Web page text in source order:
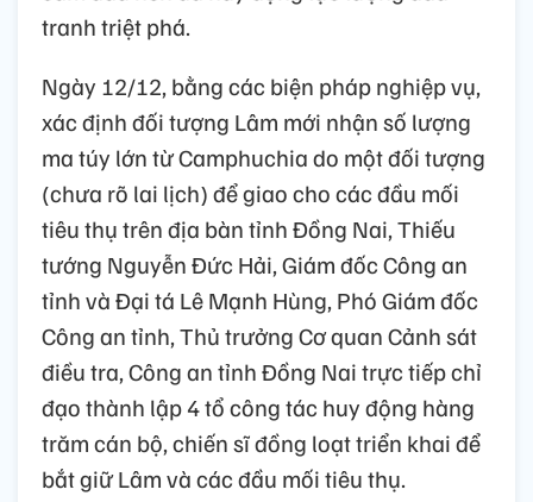
tranh triệt phá.
Ngày 12/12, bằng các biện pháp nghiệp vụ,
xác định đối tượng Lâm mới nhận số lượng
ma túy lớn từ Camphuchia do một đối tượng
(chưa rõ lai lịch) để giao cho các đầu mối
tiêu thụ trên địa bàn tỉnh Đồng Nai, Thiếu
tướng Nguyễn Đức Hải, Giám đốc Công an
tỉnh và Đại tá Lê Mạnh Hùng, Phó Giám đốc
Công an tỉnh, Thủ trưởng Cơ quan Cảnh sát
điều tra, Công an tỉnh Đồng Nai trực tiếp chỉ
đạo thành lập 4 tổ công tác huy động hàng
trăm cán bộ, chiến sĩ đồng loạt triển khai để
bắt giữ Lâm và các đầu mối tiêu thụ.